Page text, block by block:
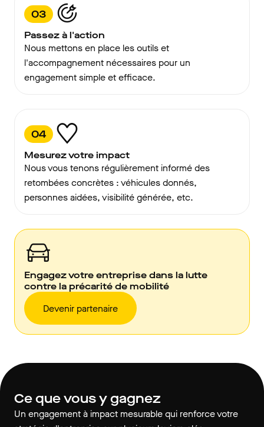
03
Passez à l'action
Nous mettons en place les outils et
l'accompagnement nécessaires pour un
engagement simple et efficace.
04
Mesurez votre impact
Nous vous tenons régulièrement informé des
retombées concrètes : véhicules donnés,
personnes aidées, visibilité générée, etc.
Engagez votre entreprise dans la lutte
contre la précarité de mobilité
Devenir partenaire
Ce que vous y gagnez
Un engagement à impact mesurable qui renforce votre